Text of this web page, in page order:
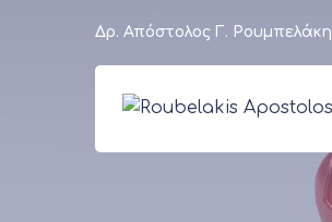
Δρ. Απόστολος Γ.